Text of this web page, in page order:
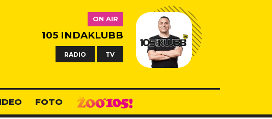
ON AIR
105 INDAKLUBB
RADIO TV
FOTO